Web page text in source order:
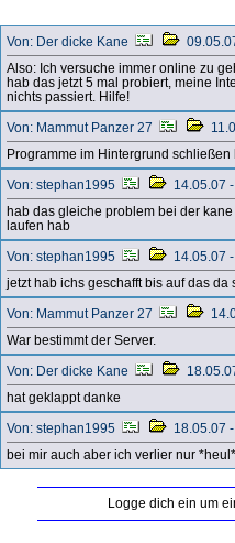
Von: Der dicke Kane
Also: Ich versuche immer online zu
hab das jetzt 5 mal probiert, meine
nichts passiert. Hilfe!
Von: Mammut Panzer 27
Programme im Hintergrund schließen
Von: stephan1995
14.05.07
hab das gleiche problem bei der
laufen hab
Von: stephan1995
14.05.07
jetzt hab ichs geschafft bis auf das da
Von: Mammut Panzer 27
War bestimmt der Server.
Von: Der dicke Kane
hat geklappt danke
Von: stephan1995
18.05.07
bei mir auch aber ich verlier nur
Logge dich ein um